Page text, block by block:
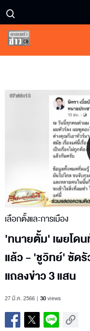
เลือกตั้งและการเมือง
'ทนายตั้ม' เผยโดน
แล้ว - 'ชูวิทย์' ซัดรั
แถลงข่าว 3 แสน
27 มี.ค. 2566 30views